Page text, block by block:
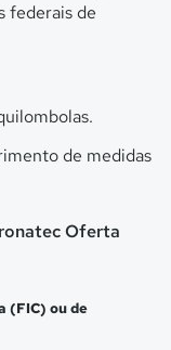
federais de
de medidas
Oferta
(FIC) ou de